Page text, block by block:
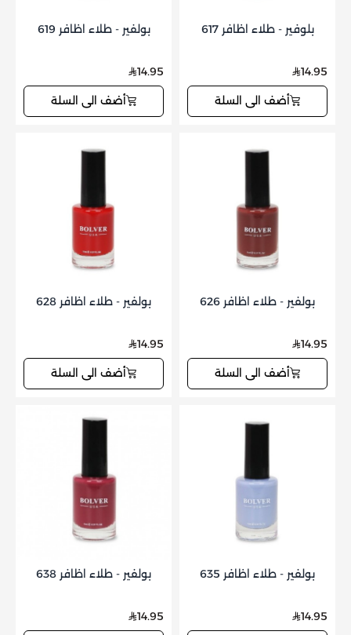
بلوفير - طلاء اظافر 617
14.95
أضف الى السلة
بولفير - طلاء اظافر 619
14.95
أضف الى السلة
بولفير - طلاء اظافر 626
14.95
أضف الى السلة
بولفير - طلاء اظافر 628
14.95
أضف الى السلة
بولفير - طلاء اظافر 635
14.95
بولفير - طلاء اظافر 638
14.95